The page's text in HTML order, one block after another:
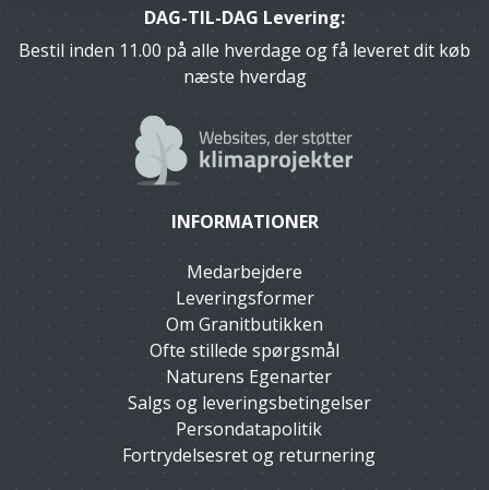
DAG-TIL-DAG Levering:
Bestil inden 11.00 på alle hverdage og få leveret dit køb
næste hverdag
INFORMATIONER
Medarbejdere
Leveringsformer
Om Granitbutikken
Ofte stillede spørgsmål
Naturens Egenarter
Salgs og leveringsbetingelser
Persondatapolitik
Fortrydelsesret og returnering